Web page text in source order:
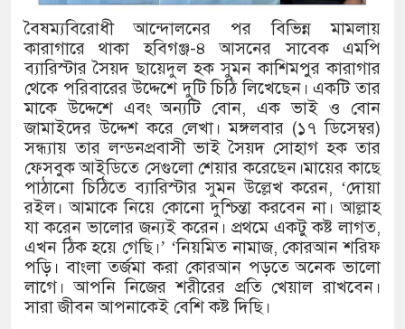
গুলশান থেকে সাবেক মন্ত্রী লতিফ
‘স্কুটি নাকি গোল্ড?’
এর ফ্রিডম ব্র্যান্ড, বাড়ল ক্যাম্পেইনের
সংবিধান অনুযায়ী যথাসময়ে
১৫২২ পুলিশ সদস্যকে চাকরিতে
খিলক্ষেত থানা বিএনপির যুগ্ম
দেশের ৬ অঞ্চলে ঝড়ের আভাস
সার্ককে আরও গতিশীল করতে চায়
প্রেমের সম্পর্ক ছিন্ন না করায় মা-
বৈষম্যবিরোধী আন্দোলনের পর বিভিন্ন মামলায়
কারাগারে থাকা হবিগঞ্জ-৪ আসনের সাবেক এমপি
ব্যারিস্টার সৈয়দ ছায়েদুল হক সুমন কাশিমপুর কারাগার
থেকে পরিবারের উদ্দেশে দুটি চিঠি লিখেছেন। একটি তার
মাকে উদ্দেশে এবং অন্যটি বোন, এক ভাই ও বোন
জামাইদের উদ্দেশ করে লেখা। মঙ্গলবার (১৭ ডিসেম্বর)
সন্ধ্যায় তার লন্ডনপ্রবাসী ভাই সৈয়দ সোহাগ হক তার
ফেসবুক আইডিতে সেগুলো শেয়ার করেছেন।মায়ের কাছে
পাঠানো চিঠিতে ব্যারিস্টার সুমন উল্লেখ করেন, ‘দোয়া
রইল। আমাকে নিয়ে কোনো দুশ্চিন্তা করবেন না। আল্লাহ
যা করেন ভালোর জন্যই করেন। প্রথমে একটু কষ্ট লাগত,
এখন ঠিক হয়ে গেছি।’ ‘নিয়মিত নামাজ, কোরআন শরিফ
পড়ি। বাংলা তর্জমা করা কোরআন পড়তে অনেক ভালো
লাগে। আপনি নিজের শরীরের প্রতি খেয়াল রাখবেন।
সারা জীবন আপনাকেই বেশি কষ্ট দিছি।